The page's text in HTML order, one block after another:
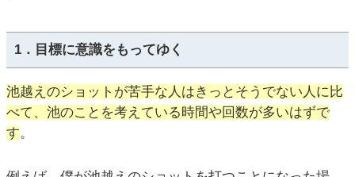
1．目標に意識をもってゆく
池越えのショットが苦手な人はきっとそうでない人に比
べて、池のことを考えている時間や回数が多いはずで
す。